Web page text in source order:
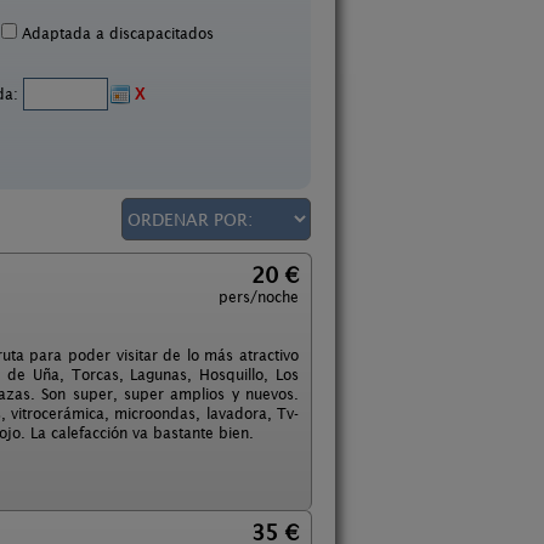
Adaptada a discapacitados
X
20 €
pers/noche
para poder visitar de lo más atractivo
Uña, Torcas, Lagunas, Hosquillo, Los
Son super, super amplios y nuevos.
vitrocerámica, microondas, lavadora, Tv-
La calefacción va bastante bien.
35 €